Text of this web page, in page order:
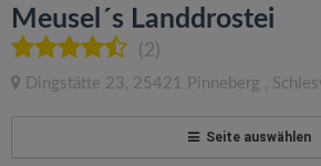
Meusel´s Landdrostei
(2)
Dingstätte 23, 25421 Pinneberg ,
Seite auswählen
l
e